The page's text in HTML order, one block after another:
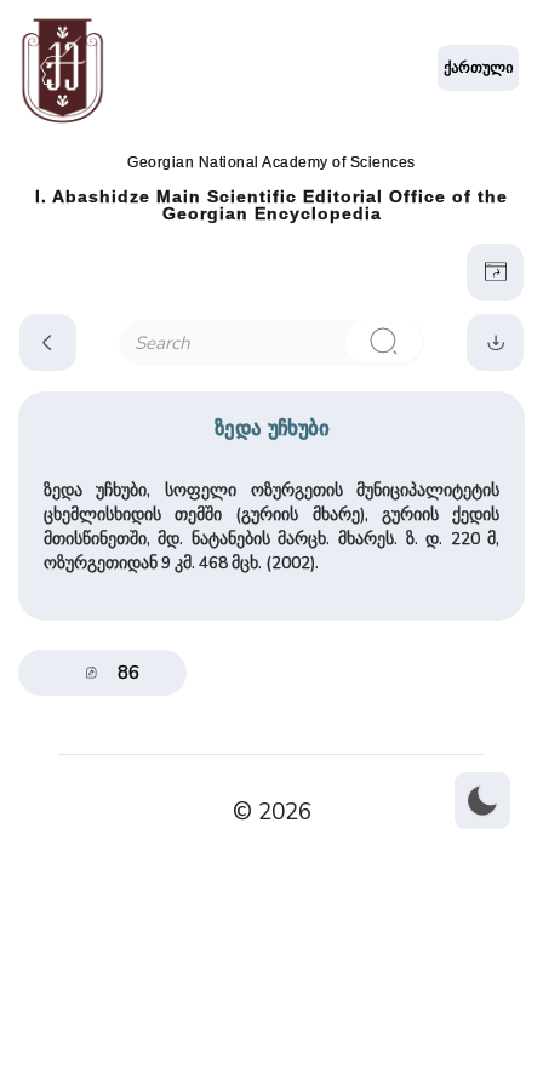
Georgian National Academy of Sciences
I. Abashidze Main Scientific Editorial Office of the
Georgian Encyclopedia
ქართული
ზედა უჩხუბი
ზედა უჩხუბი, სოფელი ოზურგეთის მუნიციპალიტეტის
ცხემლისხიდის თემში (გურიის მხარე), გურიის ქედის
მთისწინეთში, მდ. ნატანების მარცხ. მხარეს. ზ. დ. 220 მ,
ოზურგეთიდან 9 კმ. 468 მცხ. (2002).
86
© 2026